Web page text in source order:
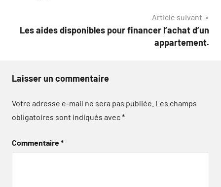
Article suivant
Les aides disponibles pour financer l’achat d’un
appartement.
Laisser un commentaire
Votre adresse e-mail ne sera pas publiée. Les champs
obligatoires sont indiqués avec*
Commentaire*